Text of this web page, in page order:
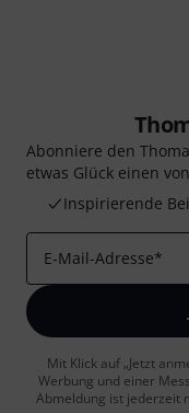
Abonniere den
etwas Glück einen von
Inspirierende
E-Mail-Adresse*
Mit Klick auf „Jetzt
Werbung und einer
Abmeldung ist jederzeit